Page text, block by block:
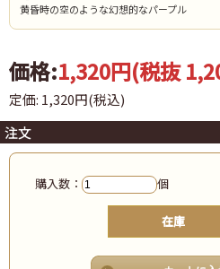
黄昏時の空のような幻想的なパープル
価格:1,320円(税抜
定価: 1,320円(税込)
注文
購入数： 個
在庫